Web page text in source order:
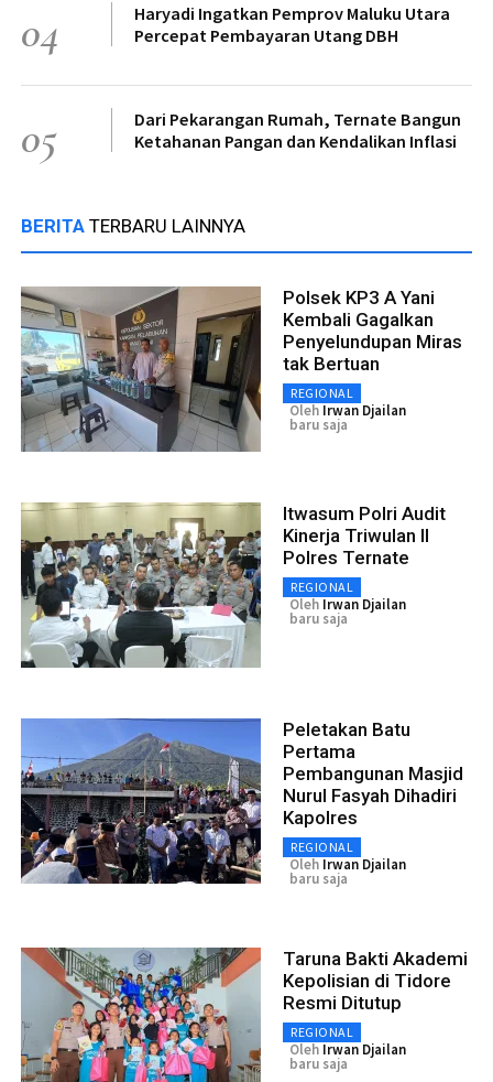
04
Haryadi Ingatkan Pemprov Maluku Utara
Percepat Pembayaran Utang DBH
05
Dari Pekarangan Rumah, Ternate Bangun
Ketahanan Pangan dan Kendalikan Inflasi
BERITA TERBARU LAINNYA
Polsek KP3 A Yani
Kembali Gagalkan
Penyelundupan Miras
tak Bertuan
REGIONAL
Oleh Irwan Djailan
baru saja
Itwasum Polri Audit
Kinerja Triwulan II
Polres Ternate
REGIONAL
Oleh Irwan Djailan
baru saja
Peletakan Batu
Pertama
Pembangunan Masjid
Nurul Fasyah Dihadiri
Kapolres
REGIONAL
Oleh Irwan Djailan
baru saja
Taruna Bakti Akademi
Kepolisian di Tidore
Resmi Ditutup
REGIONAL
Oleh Irwan Djailan
baru saja